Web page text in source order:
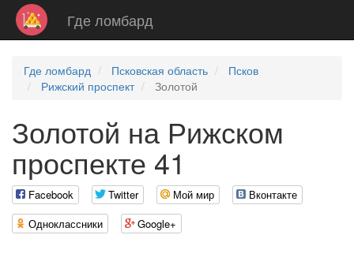
Где ломбард
Где ломбард Псковская область
Псков
Рижский проспект
Золотой
Золотой на Рижском
проспекте 41
Facebook Twitter Мой мир
Вконтакте
Одноклассники
Google+